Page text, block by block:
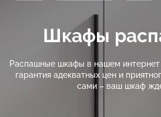
Шкафы
Распашные шкафы в нашем интернет
гарантия адекватных цен и
сами – ваш шкаф